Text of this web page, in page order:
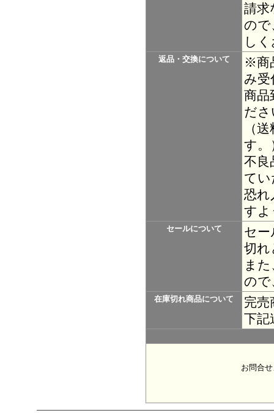
請求
ので
し
返品・交換について
※商
み受
商品
だ
（
す。
不良
て
恐れ
すよ
セールについて
セ
切れ
ま
ので
在庫切れ商品について
完
下記
お問合